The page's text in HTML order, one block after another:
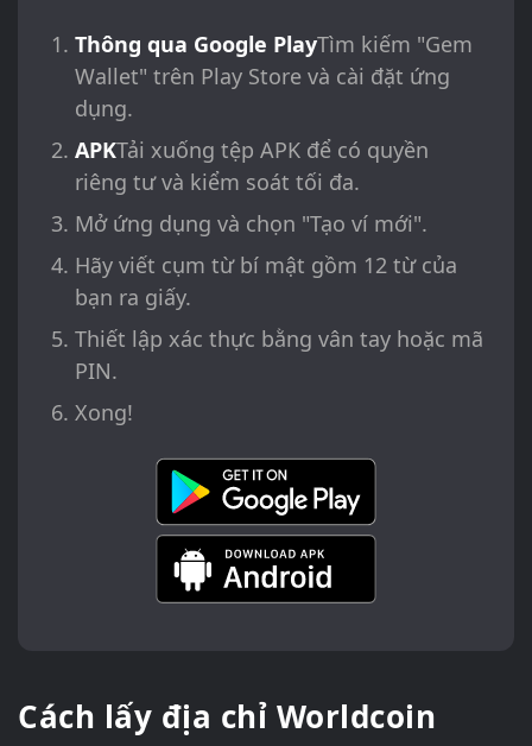
Thông qua Google PlayTìm kiếm "Gem
Wallet" trên Play Store và cài đặt ứng
dụng.
APKTải xuống tệp APK để có quyền
riêng tư và kiểm soát tối đa.
Mở ứng dụng và chọn "Tạo ví mới".
Hãy viết cụm từ bí mật gồm 12 từ của
bạn ra giấy.
Thiết lập xác thực bằng vân tay hoặc mã
PIN.
Xong!
Cách lấy địa chỉ Worldcoin